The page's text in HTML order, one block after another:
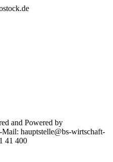
and Powered by
hauptstelle@bs-wirtschaft-
41 400